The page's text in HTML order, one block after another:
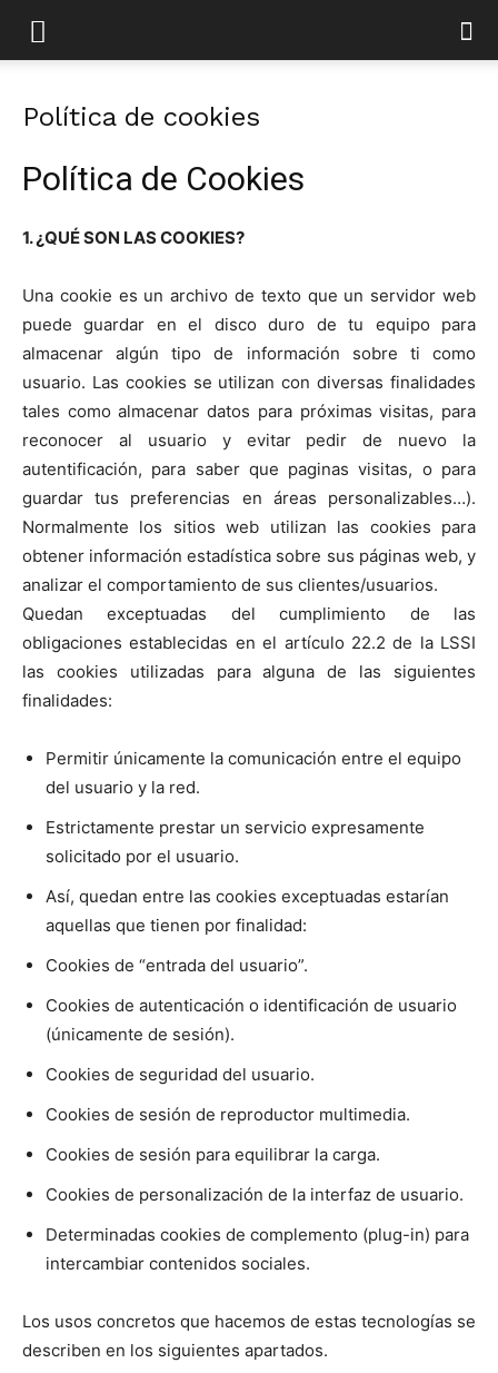
Política de cookies
Política de Cookies
1. ¿QUÉ SON LAS COOKIES?
Una cookie es un archivo de texto que un servidor web
puede guardar en el disco duro de tu equipo para
almacenar algún tipo de información sobre ti como
usuario. Las cookies se utilizan con diversas finalidades
tales como almacenar datos para próximas visitas, para
reconocer al usuario y evitar pedir de nuevo la
autentificación, para saber que paginas visitas, o para
guardar tus preferencias en áreas personalizables…).
Normalmente los sitios web utilizan las cookies para
obtener información estadística sobre sus páginas web, y
analizar el comportamiento de sus clientes/usuarios.
Quedan exceptuadas del cumplimiento de las
obligaciones establecidas en el artículo 22.2 de la LSSI
las cookies utilizadas para alguna de las siguientes
finalidades:
Permitir únicamente la comunicación entre el equipo
del usuario y la red.
Estrictamente prestar un servicio expresamente
solicitado por el usuario.
Así, quedan entre las cookies exceptuadas estarían
aquellas que tienen por finalidad:
Cookies de “entrada del usuario”.
Cookies de autenticación o identificación de usuario
(únicamente de sesión).
Cookies de seguridad del usuario.
Cookies de sesión de reproductor multimedia.
Cookies de sesión para equilibrar la carga.
Cookies de personalización de la interfaz de usuario.
Determinadas cookies de complemento (plug-in) para
intercambiar contenidos sociales.
Los usos concretos que hacemos de estas tecnologías se
describen en los siguientes apartados.